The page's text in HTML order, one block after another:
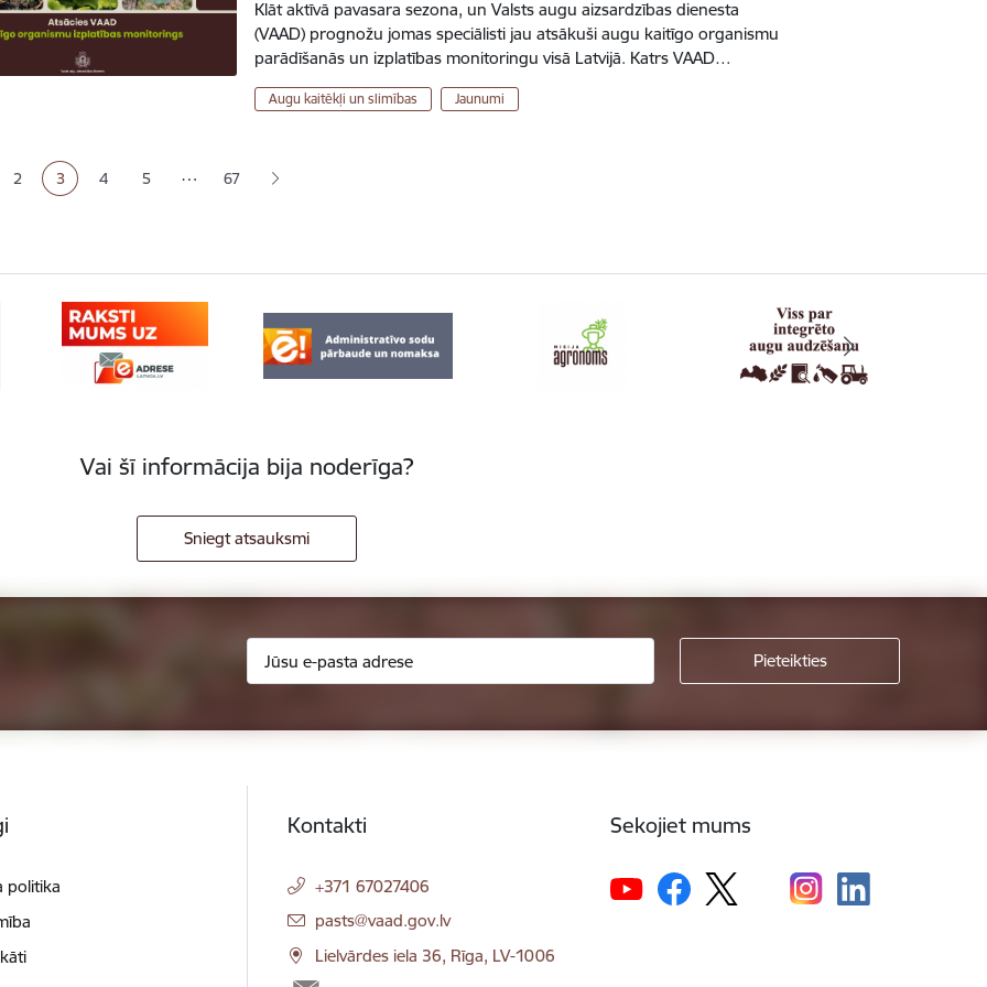
Klāt aktīvā pavasara sezona, un Valsts augu aizsardzības dienesta
(VAAD) prognožu jomas speciālisti jau atsākuši augu kaitīgo organismu
parādīšanās un izplatības monitoringu visā Latvijā. Katrs VAAD…
Augu kaitēkļi un slimības Jaunumi
Lapa
2 Pašreizējā lapa
3 Lapa
4 Lapa
5 … 67
Vai šī informācija bija noderīga?
Sniegt atsauksmi
politika
Kontakti
+371 67027406
E-pasts:
pasts@vaad.gov.lv
Lielvārdes iela 36, Rīga, LV-1006
Sekojiet mums